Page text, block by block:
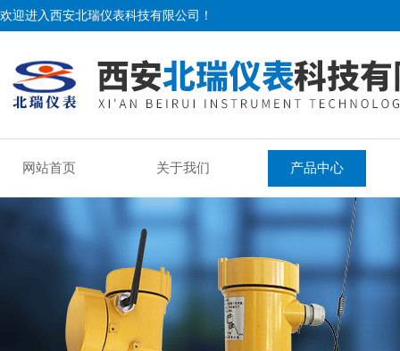
欢迎进入西安北瑞仪表科技有限公司！
网站首页 关于我们 产品中心